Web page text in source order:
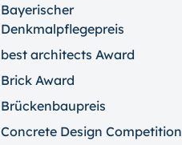
Bayerischer
Denkmalpflegepreis
best architects Award
Brick Award
Brückenbaupreis
Concrete Design Competition